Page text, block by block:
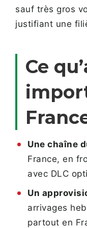
sauf très gros
justifiant une
Ce
Une chaîne
France, en
avec DLC
Un
arrivages
partout en